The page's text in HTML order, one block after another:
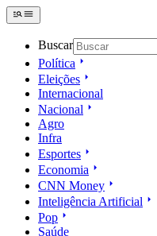
Buscar
Política
Eleições
Internacional
Nacional
Agro
Infra
Esportes
Economia
CNN Money
Inteligência Artificial
Pop
Saúde